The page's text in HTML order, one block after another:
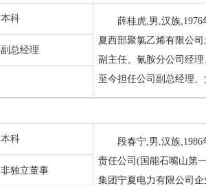
本科
薛桂虎,男,汉族
夏西部聚氯乙烯有限公
副主任、氰胺分公司经
至今担任公司副总经理
副总经理
本科
段春宁,男,汉族
责任公司(国能石嘴山第
集团宁夏电力有限公司
非独立董事